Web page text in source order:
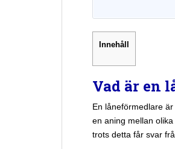
Innehåll
Vad är en
En låneförmedlare
en aning mellan
trots detta får svar